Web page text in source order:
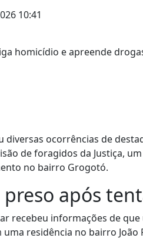
10:41
ocorrências de
de foragidos da Justiça,
no bairro Grogotó.
preso após
recebeu informações de
residência no bairro João